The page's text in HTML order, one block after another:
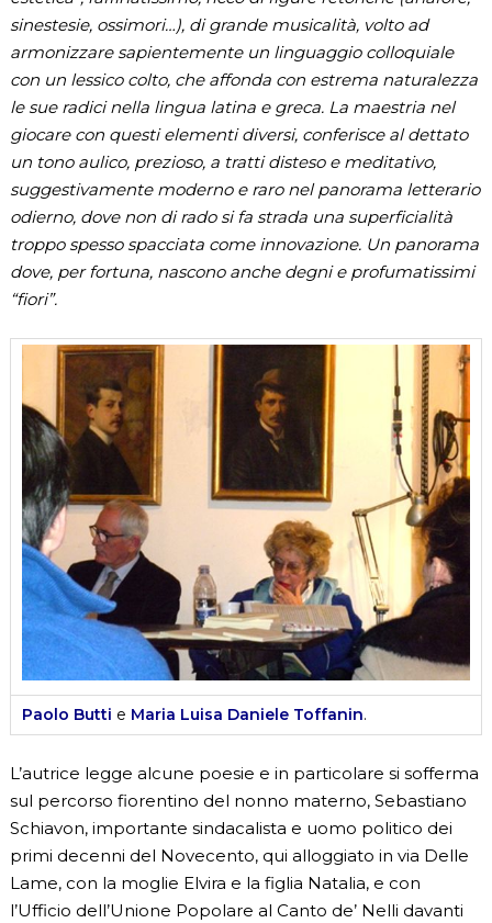
sinestesie, ossimori…), di grande musicalità, volto ad
armonizzare sapientemente un linguaggio colloquiale
con un lessico colto, che affonda con estrema naturalezza
le sue radici nella lingua latina e greca. La maestria nel
giocare con questi elementi diversi, conferisce al dettato
un tono aulico, prezioso, a tratti disteso e meditativo,
suggestivamente moderno e raro nel panorama letterario
odierno, dove non di rado si fa strada una superficialità
troppo spesso spacciata come innovazione. Un panorama
dove, per fortuna, nascono anche degni e profumatissimi
“fiori”.
Paolo Butti e Maria Luisa Daniele Toffanin.
L’autrice legge alcune poesie e in particolare si sofferma
sul percorso fiorentino del nonno materno, Sebastiano
Schiavon, importante sindacalista e uomo politico dei
primi decenni del Novecento, qui alloggiato in via Delle
Lame, con la moglie Elvira e la figlia Natalia, e con
l’Ufficio dell’Unione Popolare al Canto de’ Nelli davanti